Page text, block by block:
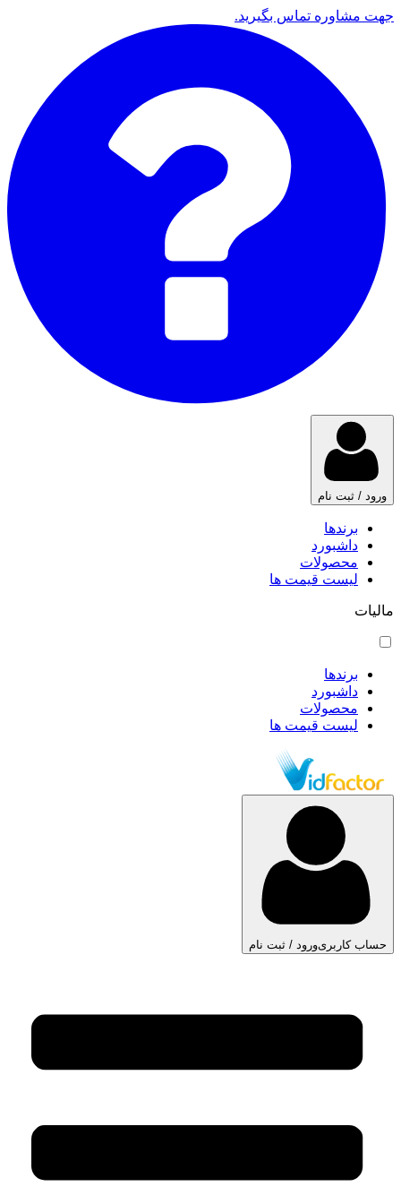
جهت مشاوره تماس بگیرید.
ورود / ثبت نام
برندها
داشبورد
محصولات
لیست قیمت ها
مالیات
برندها
داشبورد
محصولات
لیست قیمت ها
حساب کاربریورود / ثبت نام